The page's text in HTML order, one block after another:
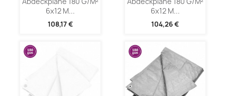
6x12 M...
108,17 €
6x12 M...
104,26 €